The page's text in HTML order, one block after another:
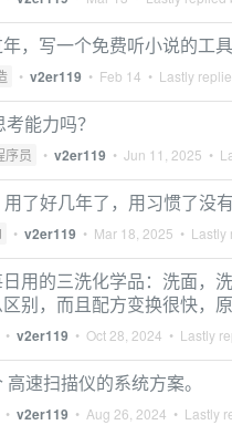
，写一个免费听小说的工
• v2er119 • Feb 14 • Lastly
能力吗？
序员 • v2er119 • Jun 11, 2025 •
了好几年了，用习惯了没
• v2er119 • Mar 18, 2025 • Lastly
用的三洗化学品：洗面，
别，而且配方变换很快，
• v2er119 • Oct 28, 2024 • Lastly
高速扫描仪的系统方案。
• v2er119 • Aug 26, 2024 • Lastly